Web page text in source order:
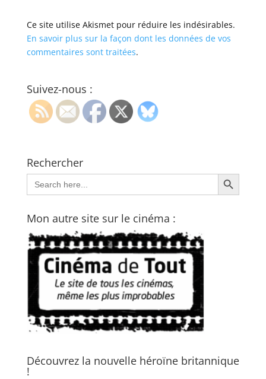
Ce site utilise Akismet pour réduire les indésirables.
En savoir plus sur la façon dont les données de vos
commentaires sont traitées.
Suivez-nous :
Rechercher
Search
for:
Search Button
Mon autre site sur le cinéma :
Découvrez la nouvelle héroïne britannique
!